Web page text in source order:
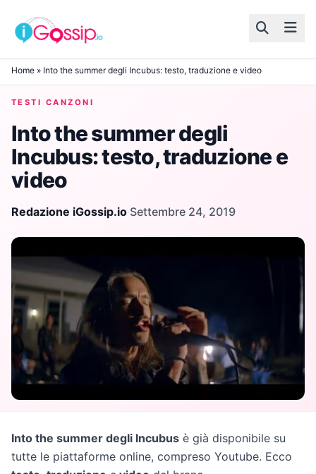
Skip to content
Home » Into the summer degli Incubus: testo, traduzione e video
TESTI CANZONI
Into the summer degli
Incubus: testo, traduzione e
video
Redazione iGossip.io·Settembre 24, 2019
Into the summer degli Incubus è già disponibile su
tutte le piattaforme online, compreso Youtube. Ecco